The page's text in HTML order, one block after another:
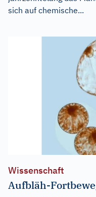
sich auf chemische...
Wissenschaft
Aufbläh-